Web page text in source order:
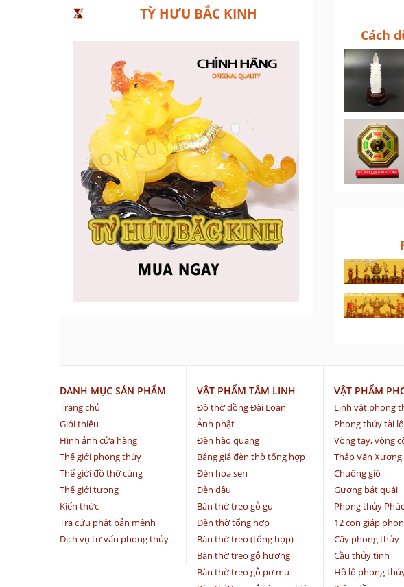
TỲ HƯU BẮC KINH
Cách
DANH MỤC SẢN PHẨM
Trang chủ
Giới thiệu
Hình ảnh cửa hàng
Thế giới phong thủy
Thế giới đồ thờ cúng
Thế giới tượng
Kiến thức
Tra cứu phật bản mệnh
Dịch vụ tư vấn phong thủy
VẬT PHẨM TÂM LINH
Đồ thờ đồng Đài Loan
Ảnh phật
Đèn hào quang
Bảng giá đèn thờ tổng hợp
Đèn hoa sen
Đèn dầu
Bàn thờ treo gỗ gụ
Đèn thờ tổng hợp
Bàn thờ treo (tổng hợp)
Bàn thờ treo gỗ hương
Bàn thờ treo gỗ pơ mu
VẬT PHẨM
Linh vật phong
Phong thủy tài
Vòng tay, vòng
Tháp Văn Xương
Chuông gió
Gương bát quái
Phong thủy
12 con giáp
Cây phong thủy
Cầu thủy tinh
Hồ lô phong